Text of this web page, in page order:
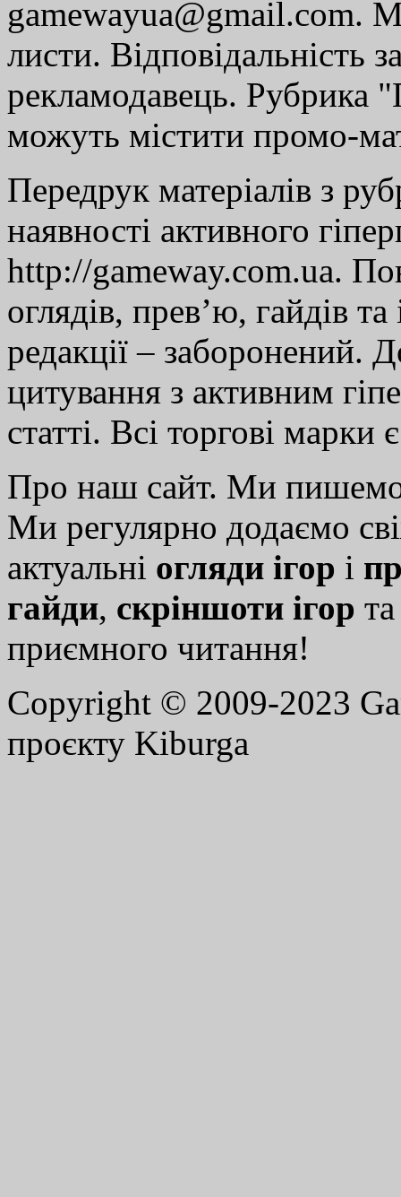
gamewayua@gmail.com.
листи. Відповідальність
рекламодавець. Рубрика
можуть містити промо-
Передрук матеріалів з
наявності активного
http://gameway.com.ua.
оглядів, прев’ю, гайдів
редакції – заборонений.
цитування з активним
статті. Всі торгові марки
Про наш сайт. Ми
Ми регулярно додаємо
актуальні огляди ігор і
гайди, скріншоти ігор
приємного читання!
Copyright © 2009-2023
проєкту Kiburga